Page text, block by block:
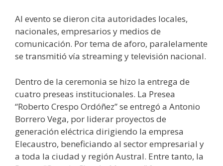
Al evento se dieron cita autoridades locales,
nacionales, empresarios y medios de
comunicación. Por tema de aforo, paralelamente
se transmitió vía streaming y televisión nacional.
Dentro de la ceremonia se hizo la entrega de
cuatro preseas institucionales. La Presea
“Roberto Crespo Ordóñez” se entregó a Antonio
Borrero Vega, por liderar proyectos de
generación eléctrica dirigiendo la empresa
Elecaustro, beneficiando al sector empresarial y
a toda la ciudad y región Austral. Entre tanto, la